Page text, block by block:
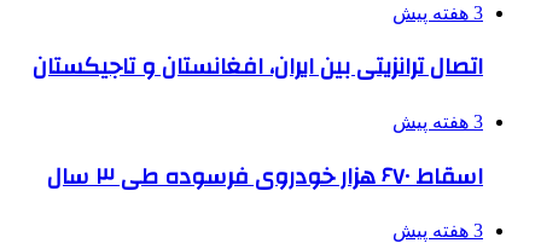
3 هفته پیش
اتصال ترانزیتی بین ایران، افغانستان و تاجیکستان
3 هفته پیش
اسقاط ۶۷۰ هزار خودروی فرسوده طی ۳ سال
3 هفته پیش